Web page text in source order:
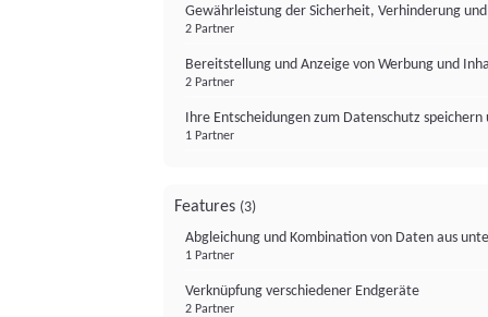
Gewährleistung der Sicherheit, Verhinderung
2 Partner
Bereitstellung und Anzeige von Werbung und
2 Partner
Ihre Entscheidungen zum Datenschutz
1 Partner
Features (3)
Abgleichung und Kombination von Daten aus
1 Partner
Verknüpfung verschiedener Endgeräte
2 Partner